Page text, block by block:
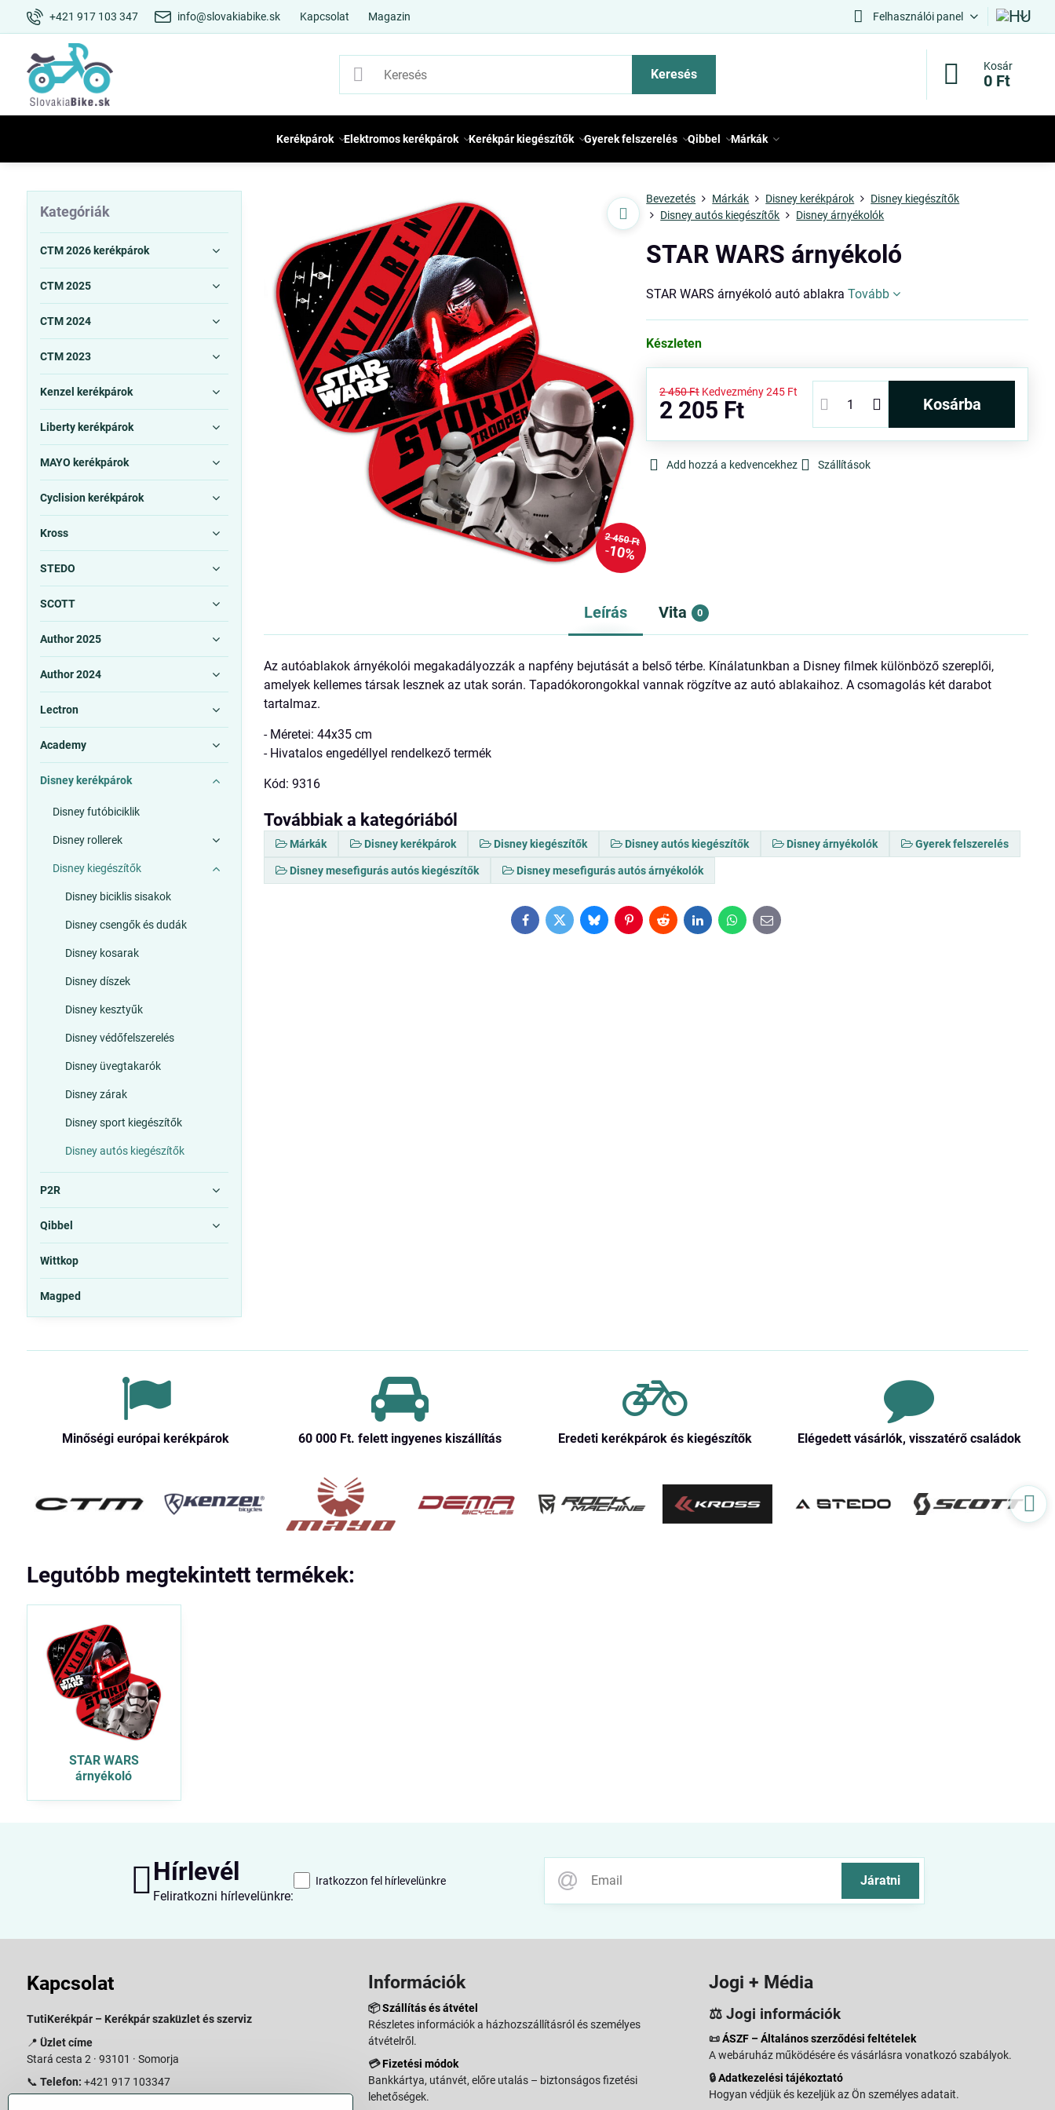
+421 917 103 347 info@slovakiabike.sk Kapcsolat Magazin Felhasználói panel
Keresés
Kosár
0 Ft
Kerékpárok Elektromos kerékpárok Kerékpár kiegészítők Gyerek felszerelés Qibbel Márkák
2 450 Ft
10%
Bevezetés Márkák Disney kerékpárok
Disney kiegészítők
Disney autós kiegészítők
Disney árnyékolók
STAR WARS árnyékoló
STAR WARS árnyékoló autó ablakraTovább
Készleten
2 450 Ft Kedvezmény 245 Ft
2 205 Ft kosárba
Add hozzá a kedvencekhez Szállítások
Leírás Vita 0
Az autóablakok árnyékolói megakadályozzák a napfény bejutását a belső térbe. Kínálatunkban a Disney filmek különböző szereplői,
amelyek kellemes társak lesznek az utak során. Tapadókorongokkal vannak rögzítve az autó ablakaihoz. A csomagolás két darabot
tartalmaz.
- Méretei: 44x35 cm
- Hivatalos engedéllyel rendelkező termék
Kód: 9316
Továbbiak a kategóriából
Márkák Disney kerékpárok Disney kiegészítők Disney autós kiegészítők Disney árnyékolók Gyerek felszerelés
Disney mesefigurás autós kiegészítők Disney mesefigurás autós árnyékolók
FacebookTwitterBlueskyPinterestRedditLinkedInWhatsApp
E-
mail
Kategóriák
CTM 2026 kerékpárok
CTM 2025
CTM 2024
CTM 2023
Kenzel kerékpárok
Liberty kerékpárok
MAYO kerékpárok
Cyclision kerékpárok
Kross
STEDO
SCOTT
Author 2025
Author 2024
Lectron
Academy
Disney kerékpárok
Disney futóbiciklik
Disney rollerek
Disney kiegészítők
Disney biciklis sisakok
Disney csengők és dudák
Disney kosarak
Disney díszek
Disney kesztyűk
Disney védőfelszerelés
Disney üvegtakarók
Disney zárak
Disney sport kiegészítők
Disney autós kiegészítők
P2R
Qibbel
Wittkop
Magped
Minőségi európai kerékpárok 60 000 Ft​. felett ingyenes kiszállítás Eredeti kerékpárok és kiegészítők Elégedett vásárlók, visszatérő családok
Legutóbb megtekintett termékek:
STAR WARS
árnyékoló
Hírlevél
Feliratkozni hírlevelünkre:
Járatni
Iratkozzon fel hírlevelünkre
Kapcsolat
TutiKerékpár – Kerékpár szaküzlet és szerviz
📍 Üzlet címe
Stará cesta 2 · 93101 · Somorja
📞 Telefon: +421 917 103347
Információk
📦Szállítás és átvétel
Részletes információk a házhozszállításról és személyes
átvételről.
💳Fizetési módok
Bankkártya, utánvét, előre utalás – biztonságos fizetési
lehetőségek.
Jogi + Média
⚖️ Jogi információk
📜ÁSZF – Általános szerződési feltételek
A webáruház működésére és vásárlásra vonatkozó szabályok.
🔒Adatkezelési tájékoztató
Hogyan védjük és kezeljük az Ön személyes adatait.